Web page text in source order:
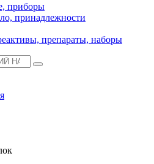
приборы
принадлежности
препараты, наборы